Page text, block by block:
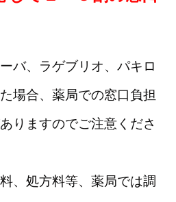
バ、ラゲブリオ、パキロ
場合、薬局での窓口負担
りますのでご注意くださ
、処方料等、薬局では調